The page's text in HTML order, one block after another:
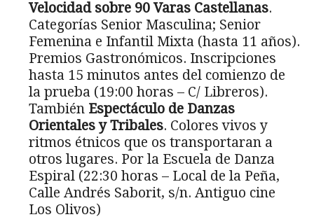
Velocidad sobre 90 Varas Castellanas.
Categorías Senior Masculina; Senior
Femenina e Infantil Mixta (hasta 11 años).
Premios Gastronómicos. Inscripciones
hasta 15 minutos antes del comienzo de
la prueba (19:00 horas – C/ Libreros).
También Espectáculo de Danzas
Orientales y Tribales. Colores vivos y
ritmos étnicos que os transportaran a
otros lugares. Por la Escuela de Danza
Espiral (22:30 horas – Local de la Peña,
Calle Andrés Saborit, s/n. Antiguo cine
Los Olivos)